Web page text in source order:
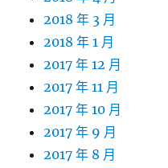
2018 年 3 月
2018 年 1 月
2017 年 12 月
2017 年 11 月
2017 年 10 月
2017 年 9 月
2017 年 8 月